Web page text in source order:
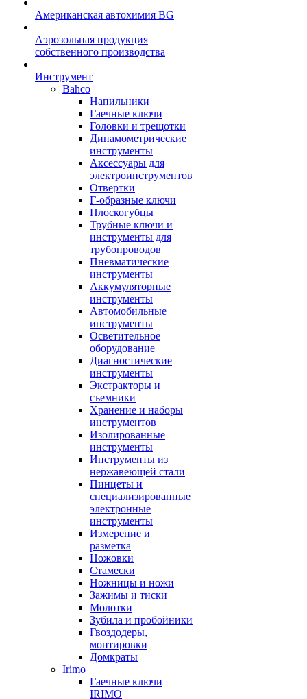
Американская автохимия BG
Аэрозольная продукция
собственного производства
Инструмент
Bahco
Напильники
Гаечные ключи
Головки и трещотки
Динамометрические
инструменты
Аксессуары для
электроинструментов
Отвертки
Г-образные ключи
Плоскогубцы
Трубные ключи и
инструменты для
трубопроводов
Пневматические
инструменты
Аккумуляторные
инструменты
Автомобильные
инструменты
Осветительное
оборудование
Диагностические
инструменты
Экстракторы и
съемники
Хранение и наборы
инструментов
Изолированные
инструменты
Инструменты из
нержавеющей стали
Пинцеты и
специализированные
электронные
инструменты
Измерение и
разметка
Ножовки
Стамески
Ножницы и ножи
Зажимы и тиски
Молотки
Зубила и пробойники
Гвоздодеры,
монтировки
Домкраты
Irimo
Гаечные ключи
IRIMO